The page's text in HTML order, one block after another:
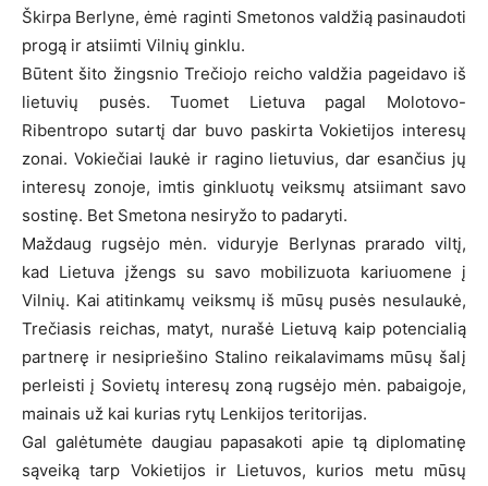
Škirpa Berlyne, ėmė raginti Smetonos valdžią pasinaudoti
progą ir atsiimti Vilnių ginklu.
Būtent šito žingsnio Trečiojo reicho valdžia pageidavo iš
lietuvių pusės. Tuomet Lietuva pagal Molotovo-
Ribentropo sutartį dar buvo paskirta Vokietijos interesų
zonai. Vokiečiai laukė ir ragino lietuvius, dar esančius jų
interesų zonoje, imtis ginkluotų veiksmų atsiimant savo
sostinę. Bet Smetona nesiryžo to padaryti.
Maždaug rugsėjo mėn. viduryje Berlynas prarado viltį,
kad Lietuva įžengs su savo mobilizuota kariuomene į
Vilnių. Kai atitinkamų veiksmų iš mūsų pusės nesulaukė,
Trečiasis reichas, matyt, nurašė Lietuvą kaip potencialią
partnerę ir nesipriešino Stalino reikalavimams mūsų šalį
perleisti į Sovietų interesų zoną rugsėjo mėn. pabaigoje,
mainais už kai kurias rytų Lenkijos teritorijas.
Gal galėtumėte daugiau papasakoti apie tą diplomatinę
sąveiką tarp Vokietijos ir Lietuvos, kurios metu mūsų